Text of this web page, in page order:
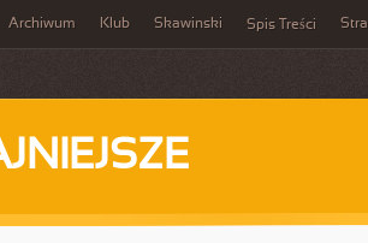
Archiwum Klub Skawinski Spis Treści